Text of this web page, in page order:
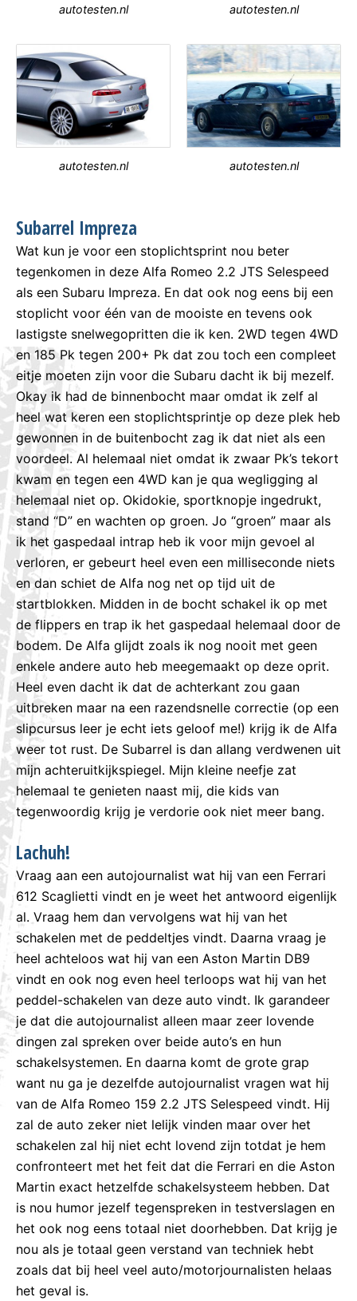
autotesten.nl autotesten.nl
autotesten.nl autotesten.nl
Subarrel Impreza
Wat kun je voor een stoplichtsprint nou beter
tegenkomen in deze Alfa Romeo 2.2 JTS Selespeed
als een Subaru Impreza. En dat ook nog eens bij een
stoplicht voor één van de mooiste en tevens ook
lastigste snelwegopritten die ik ken. 2WD tegen 4WD
en 185 Pk tegen 200+ Pk dat zou toch een compleet
eitje moeten zijn voor die Subaru dacht ik bij mezelf.
Okay ik had de binnenbocht maar omdat ik zelf al
heel wat keren een stoplichtsprintje op deze plek heb
gewonnen in de buitenbocht zag ik dat niet als een
voordeel. Al helemaal niet omdat ik zwaar Pk’s tekort
kwam en tegen een 4WD kan je qua wegligging al
helemaal niet op. Okidokie, sportknopje ingedrukt,
stand “D” en wachten op groen. Jo “groen” maar als
ik het gaspedaal intrap heb ik voor mijn gevoel al
verloren, er gebeurt heel even een milliseconde niets
en dan schiet de Alfa nog net op tijd uit de
startblokken. Midden in de bocht schakel ik op met
de flippers en trap ik het gaspedaal helemaal door de
bodem. De Alfa glijdt zoals ik nog nooit met geen
enkele andere auto heb meegemaakt op deze oprit.
Heel even dacht ik dat de achterkant zou gaan
uitbreken maar na een razendsnelle correctie (op een
slipcursus leer je echt iets geloof me!) krijg ik de Alfa
weer tot rust. De Subarrel is dan allang verdwenen uit
mijn achteruitkijkspiegel. Mijn kleine neefje zat
helemaal te genieten naast mij, die kids van
tegenwoordig krijg je verdorie ook niet meer bang.
Lachuh!
Vraag aan een autojournalist wat hij van een Ferrari
612 Scaglietti vindt en je weet het antwoord eigenlijk
al. Vraag hem dan vervolgens wat hij van het
schakelen met de peddeltjes vindt. Daarna vraag je
heel achteloos wat hij van een Aston Martin DB9
vindt en ook nog even heel terloops wat hij van het
peddel-schakelen van deze auto vindt. Ik garandeer
je dat die autojournalist alleen maar zeer lovende
dingen zal spreken over beide auto’s en hun
schakelsystemen. En daarna komt de grote grap
want nu ga je dezelfde autojournalist vragen wat hij
van de Alfa Romeo 159 2.2 JTS Selespeed vindt. Hij
zal de auto zeker niet lelijk vinden maar over het
schakelen zal hij niet echt lovend zijn totdat je hem
confronteert met het feit dat die Ferrari en die Aston
Martin exact hetzelfde schakelsysteem hebben. Dat
is nou humor jezelf tegenspreken in testverslagen en
het ook nog eens totaal niet doorhebben. Dat krijg je
nou als je totaal geen verstand van techniek hebt
zoals dat bij heel veel auto/motorjournalisten helaas
het geval is.